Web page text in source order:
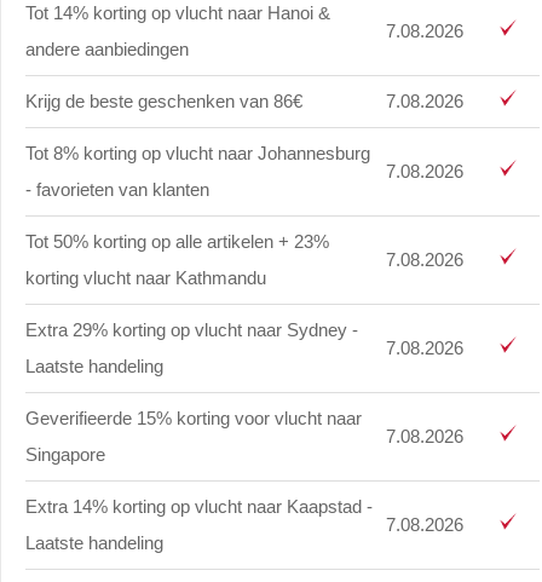
Tot 14% korting op vlucht naar Hanoi &
andere aanbiedingen
7.08.2026
Krijg de beste geschenken van 86€ 7.08.2026
Tot 8% korting op vlucht naar Johannesburg
- favorieten van klanten
7.08.2026
Tot 50% korting op alle artikelen + 23%
korting vlucht naar Kathmandu
7.08.2026
Extra 29% korting op vlucht naar Sydney -
Laatste handeling
7.08.2026
Geverifieerde 15% korting voor vlucht naar
Singapore
7.08.2026
Extra 14% korting op vlucht naar Kaapstad -
Laatste handeling
7.08.2026